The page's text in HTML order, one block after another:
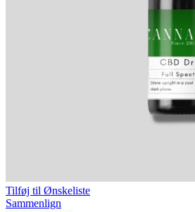
Tilføj til Ønskeliste
Sammenlign